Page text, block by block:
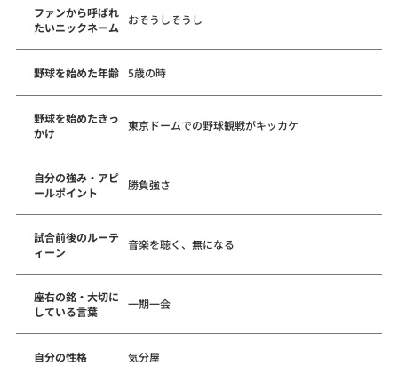
ファンから呼ばれ
たいニックネーム
おそうしそうし
野球を始めた年齢 5歳の時
野球を始めたきっ
かけ
東京ドームでの野球観戦がキッカケ
自分の強み・アピ
ールポイント
勝負強さ
試合前後のルーテ
ィーン
音楽を聴く、無になる
座右の銘・大切に
している言葉
一期一会
自分の性格 気分屋